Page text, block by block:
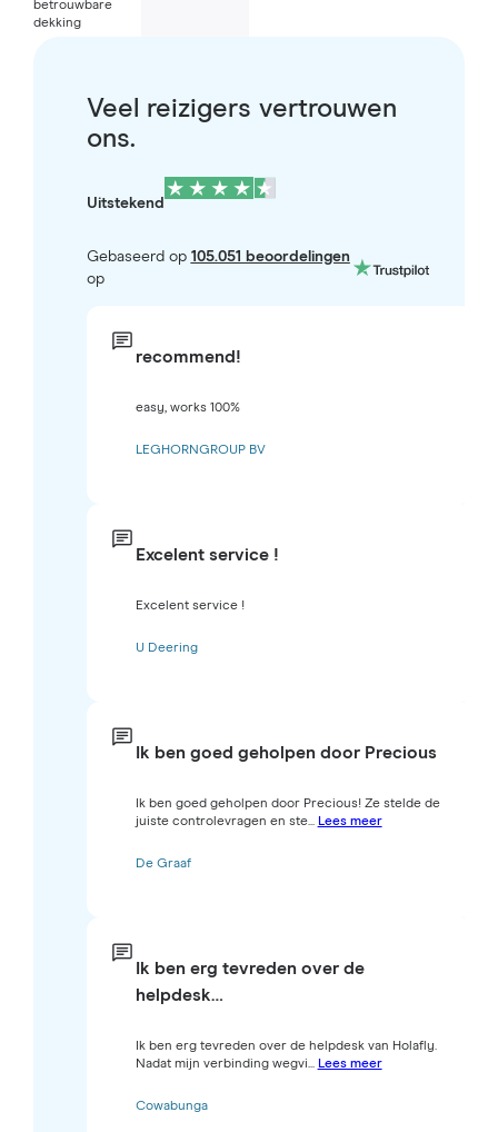
betrouwbare
dekking
Veel reizigers vertrouwen
ons.
Uitstekend
Gebaseerd op 105.051 beoordelingen
op
recommend!
easy, works 100%
LEGHORNGROUP BV
Excelent service !
Excelent service !
U Deering
Ik ben goed geholpen door Precious
Ik ben goed geholpen door Precious! Ze stelde de
juiste controlevragen en ste... Lees meer
De Graaf
Ik ben erg tevreden over de
helpdesk…
Ik ben erg tevreden over de helpdesk van Holafly.
Nadat mijn verbinding wegvi... Lees meer
Cowabunga